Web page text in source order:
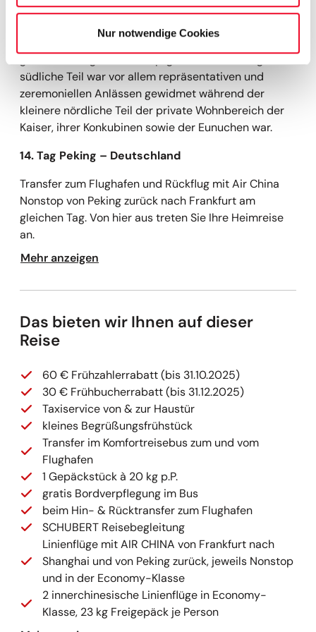
Nur notwendige Cookies
von einer 10 m hohen purpurnen Mauer umgeben, die
dem normal Sterblichen den Zugang verwehrte. Im
Palast selbst herrscht das kaiserliche Gelb in den
südliche Teil war vor allem repräsentativen und
zeremoniellen Anlässen gewidmet während der
kleinere nördliche Teil der private Wohnbereich der
Kaiser, ihrer Konkubinen sowie der Eunuchen war.
14. Tag Peking – Deutschland
Transfer zum Flughafen und Rückflug mit Air China
Nonstop von Peking zurück nach Frankfurt am
gleichen Tag. Von hier aus treten Sie Ihre Heimreise
an.
Mehr anzeigen
Das bieten wir Ihnen auf dieser
Reise
60 € Frühzahlerrabatt (bis 31.10.2025)
30 € Frühbucherrabatt (bis 31.12.2025)
Taxiservice von & zur Haustür
kleines Begrüßungsfrühstück
Transfer im Komfortreisebus zum und vom
Flughafen
1 Gepäckstück à 20 kg p.P.
gratis Bordverpflegung im Bus
beim Hin- & Rücktransfer zum Flughafen
SCHUBERT Reisebegleitung
Linienflüge mit AIR CHINA von Frankfurt nach
Shanghai und von Peking zurück, jeweils Nonstop
und in der Economy-Klasse
2 innerchinesische Linienflüge in Economy-
Klasse, 23 kg Freigepäck je Person
Flughafen-, Sicherheitsgebühren,